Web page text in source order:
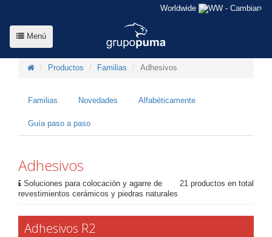
Worldwide - Cambiar
Menú
Productos Familias Adhesivos
Familias Novedades Alfabéticamente
Guía paso a paso
Adhesivos
21 productos en total
Soluciones para colocación y agarre de
revestimientos cerámicos y piedras naturales
Adhesivos R2